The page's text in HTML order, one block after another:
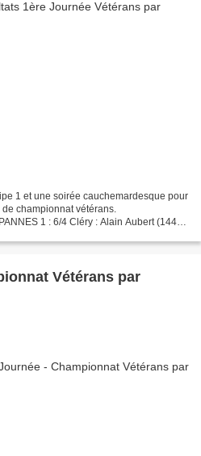
1 et une soirée cauchemardesque pour
championnat vétérans.
1 : 6/4 Cléry : Alain Aubert (1441)
Vétérans par